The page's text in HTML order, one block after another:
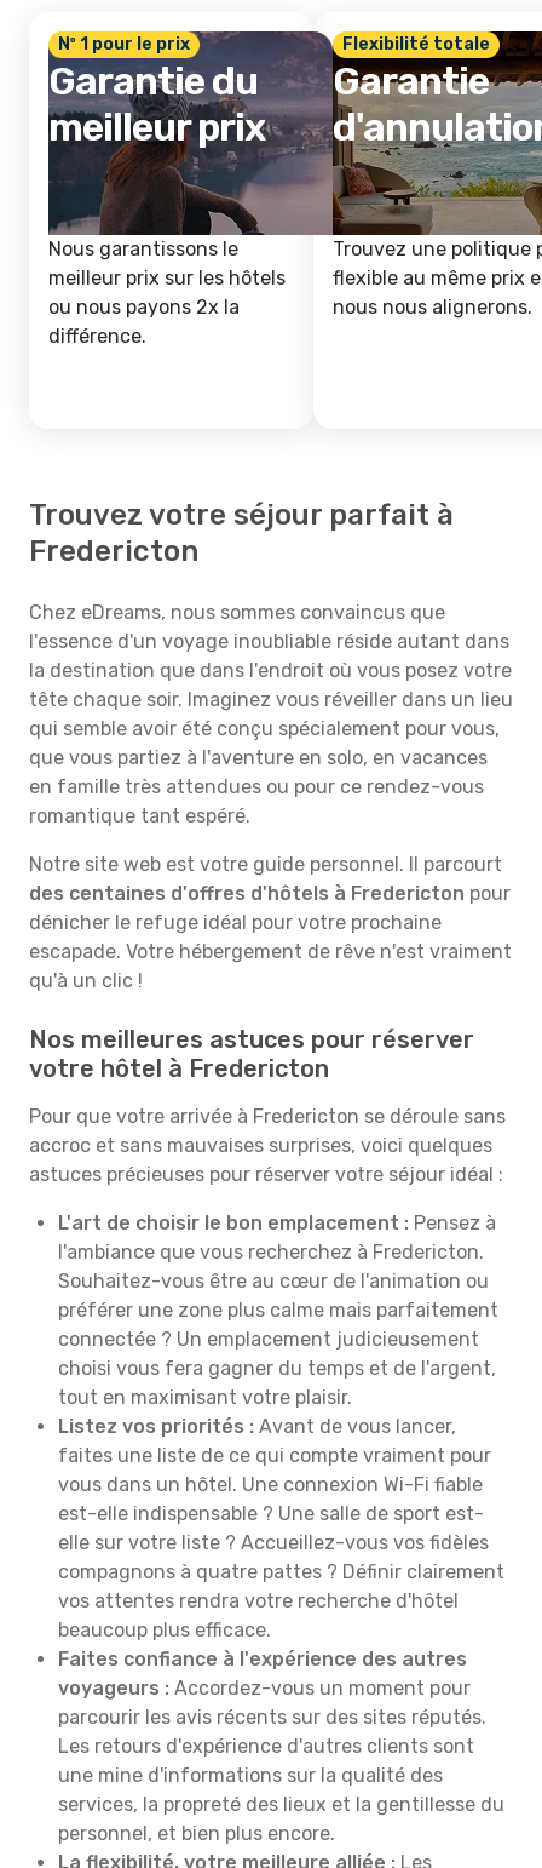
Nº 1 pour le prix
Garantie du
meilleur prix
Nous garantissons le
meilleur prix sur les hôtels
ou nous payons 2x la
différence.
Flexibilité totale
Garantie
Trouvez une politique
flexible au même prix
nous nous alignerons.
Trouvez votre séjour parfait à
Fredericton
Chez eDreams, nous sommes convaincus que
l'essence d'un voyage inoubliable réside autant dans
la destination que dans l'endroit où vous posez votre
tête chaque soir. Imaginez vous réveiller dans un lieu
qui semble avoir été conçu spécialement pour vous,
que vous partiez à l'aventure en solo, en vacances
en famille très attendues ou pour ce rendez-vous
romantique tant espéré.
Notre site web est votre guide personnel. Il parcourt
des centaines d'offres d'hôtels à Fredericton pour
dénicher le refuge idéal pour votre prochaine
escapade. Votre hébergement de rêve n'est vraiment
qu'à un clic !
Nos meilleures astuces pour réserver
votre hôtel à Fredericton
Pour que votre arrivée à Fredericton se déroule sans
accroc et sans mauvaises surprises, voici quelques
astuces précieuses pour réserver votre séjour idéal :
L'art de choisir le bon emplacement : Pensez à
l'ambiance que vous recherchez à Fredericton.
Souhaitez-vous être au cœur de l'animation ou
préférer une zone plus calme mais parfaitement
connectée ? Un emplacement judicieusement
choisi vous fera gagner du temps et de l'argent,
tout en maximisant votre plaisir.
Listez vos priorités : Avant de vous lancer,
faites une liste de ce qui compte vraiment pour
vous dans un hôtel. Une connexion Wi-Fi fiable
est-elle indispensable ? Une salle de sport est-
elle sur votre liste ? Accueillez-vous vos fidèles
compagnons à quatre pattes ? Définir clairement
vos attentes rendra votre recherche d'hôtel
beaucoup plus efficace.
Faites confiance à l'expérience des autres
voyageurs : Accordez-vous un moment pour
parcourir les avis récents sur des sites réputés.
Les retours d'expérience d'autres clients sont
une mine d'informations sur la qualité des
services, la propreté des lieux et la gentillesse du
personnel, et bien plus encore.
La flexibilité, votre meilleure alliée : Les